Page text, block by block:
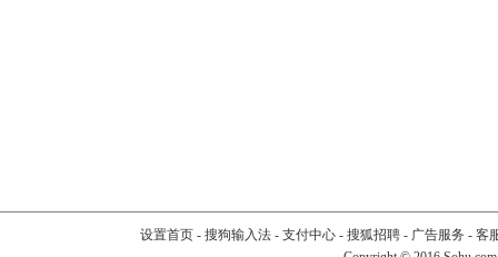
设置首页- 搜狗输入法- 支付中心- 搜狐招聘- 广告服务 - 客